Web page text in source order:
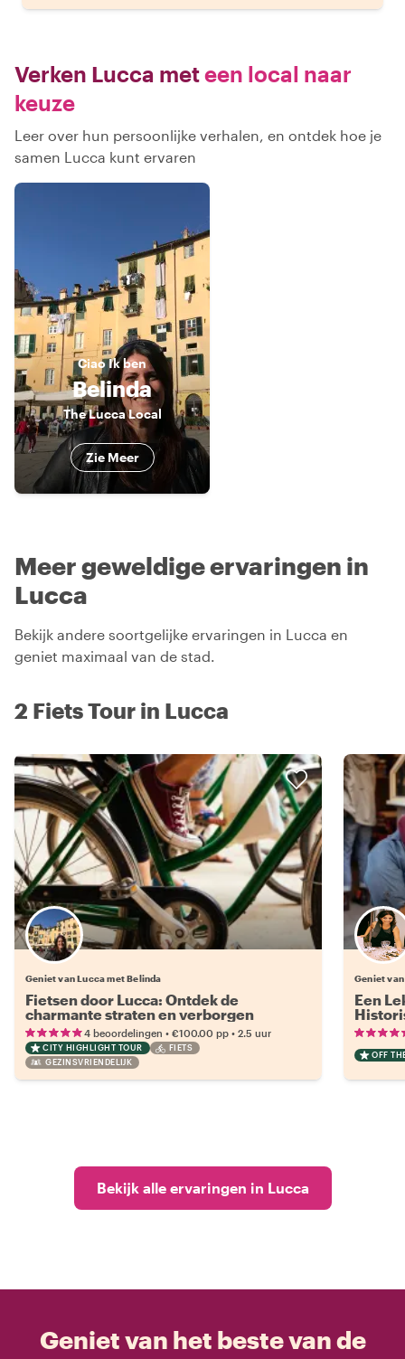
Verken Lucca meteen local naar
keuze
Leer over hun persoonlijke verhalen, en ontdek hoe je
samen Lucca kunt ervaren
CiaoIk ben
Belinda
The Lucca Local
Zie Meer
Meer geweldige ervaringen in
Lucca
Bekijk andere soortgelijke ervaringen in Lucca en
geniet maximaal van de stad.
2 Fiets Tour in Lucca
Geniet van Lucca met Belinda
Fietsen door Lucca: Ontdek de
charmante straten en verborgen
pareltjes van de stad
4 beoordelingen • €100.00 pp • 2.5 uur
CITY HIGHLIGHT TOUR
FIETS
GEZINSVRIENDELIJK
Geniet van
Een
OFF
Bekijk alle ervaringen in Lucca
Geniet van het beste van de